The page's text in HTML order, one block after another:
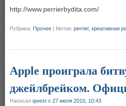
http://www.perrierbydita.com/
Рубрика: Прочее | Метки: perrier, креативная
Apple проиграла
джейлбрейком.
Написал qwest в 27 июля 2010, 10:43